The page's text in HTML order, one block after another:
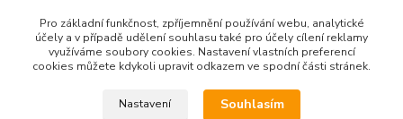
Kontakty
Pro základní funkčnost, zpříjemnění používání webu, analytické
účely a v případě udělení souhlasu také pro účely cílení reklamy
využíváme soubory cookies. Nastavení vlastních preferencí
cookies můžete kdykoli upravit odkazem ve spodní části stránek.
Nastavení Souhlasím